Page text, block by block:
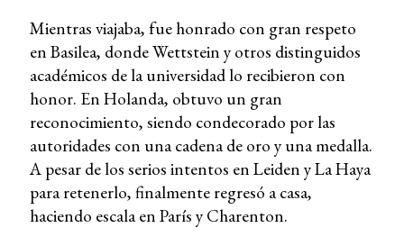
Mientras viajaba, fue honrado con gran respeto
en Basilea, donde Wettstein y otros distinguidos
académicos de la universidad lo recibieron con
honor. En Holanda, obtuvo un gran
reconocimiento, siendo condecorado por las
autoridades con una cadena de oro y una medalla.
A pesar de los serios intentos en Leiden y La Haya
para retenerlo, finalmente regresó a casa,
haciendo escala en París y Charenton.